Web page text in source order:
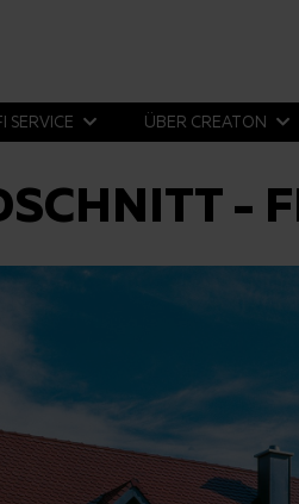
SERVICE ÜBER CREATON
-